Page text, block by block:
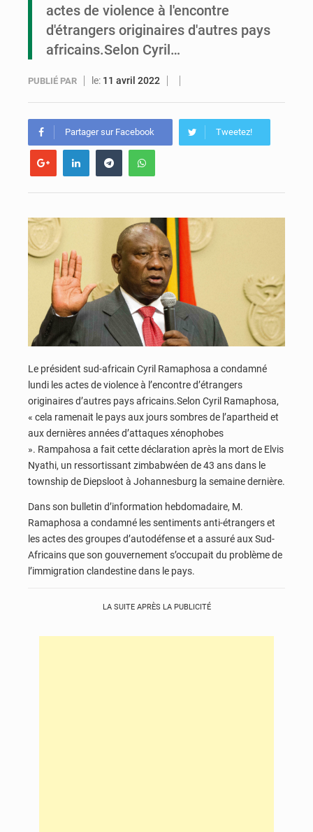
actes de violence à l'encontre
d'étrangers originaires d'autres pays
africains.Selon Cyril…
PUBLIÉ PAR le: 11 avril 2022
Partager sur Facebook Tweetez!
Le président sud-africain Cyril Ramaphosa a condamné
lundi les actes de violence à l’encontre d’étrangers
originaires d’autres pays africains.Selon Cyril Ramaphosa,
« cela ramenait le pays aux jours sombres de l’apartheid et
aux dernières années d’attaques xénophobes
». Rampahosa a fait cette déclaration après la mort de Elvis
Nyathi, un ressortissant zimbabwéen de 43 ans dans le
township de Diepsloot à Johannesburg la semaine dernière.
Dans son bulletin d’information hebdomadaire, M.
Ramaphosa a condamné les sentiments anti-étrangers et
les actes des groupes d’autodéfense et a assuré aux Sud-
Africains que son gouvernement s’occupait du problème de
l’immigration clandestine dans le pays.
LA SUITE APRÈS LA PUBLICITÉ